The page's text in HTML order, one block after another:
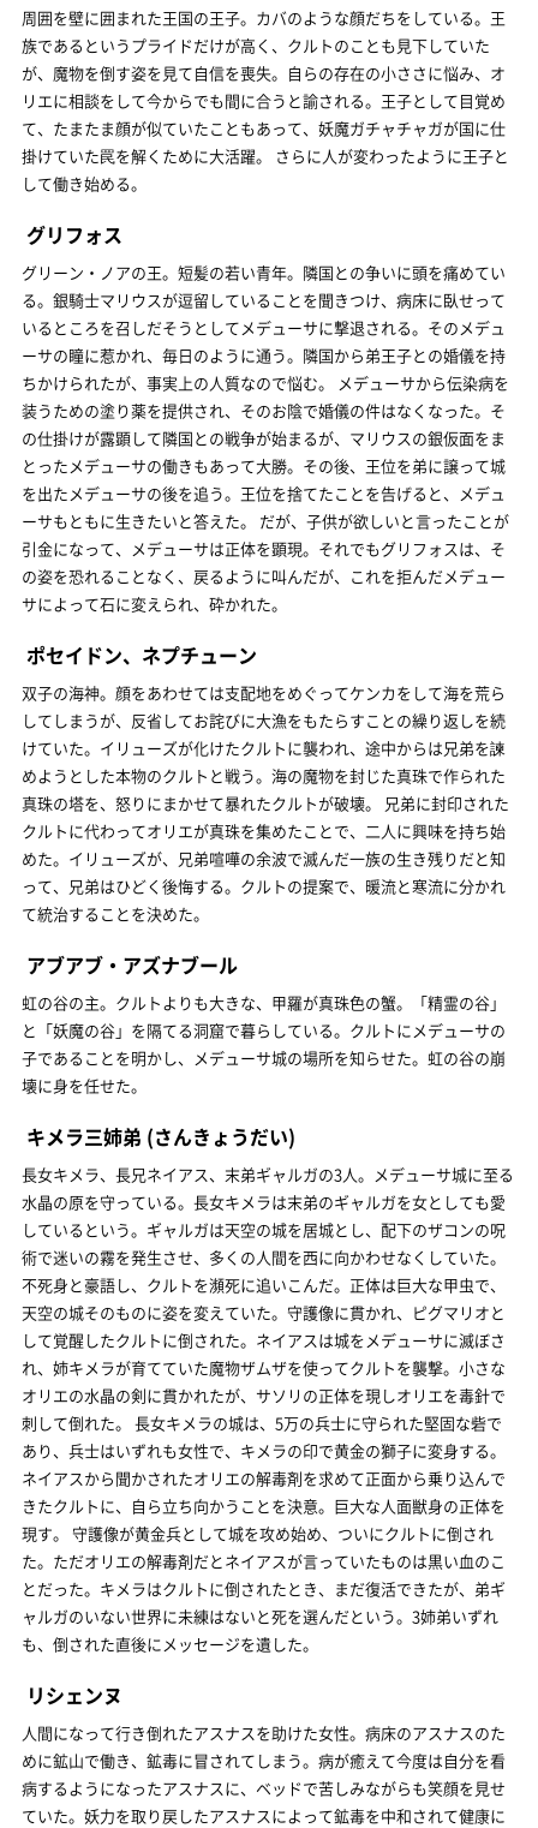
周囲を壁に囲まれた王国の王子。カバのような顔だちをしている。王
族であるというプライドだけが高く、クルトのことも見下していた
が、魔物を倒す姿を見て自信を喪失。自らの存在の小ささに悩み、オ
リエに相談をして今からでも間に合うと諭される。王子として目覚め
て、たまたま顔が似ていたこともあって、妖魔ガチャチャガが国に仕
掛けていた罠を解くために大活躍。 さらに人が変わったように王子と
して働き始める。
グリフォス
グリーン・ノアの王。短髪の若い青年。隣国との争いに頭を痛めてい
る。銀騎士マリウスが逗留していることを聞きつけ、病床に臥せって
いるところを召しだそうとしてメデューサに撃退される。そのメデュ
ーサの瞳に惹かれ、毎日のように通う。隣国から弟王子との婚儀を持
ちかけられたが、事実上の人質なので悩む。 メデューサから伝染病を
装うための塗り薬を提供され、そのお陰で婚儀の件はなくなった。そ
の仕掛けが露顕して隣国との戦争が始まるが、マリウスの銀仮面をま
とったメデューサの働きもあって大勝。その後、王位を弟に譲って城
を出たメデューサの後を追う。王位を捨てたことを告げると、メデュ
ーサもともに生きたいと答えた。 だが、子供が欲しいと言ったことが
引金になって、メデューサは正体を顕現。それでもグリフォスは、そ
の姿を恐れることなく、戻るように叫んだが、これを拒んだメデュー
サによって石に変えられ、砕かれた。
ポセイドン、ネプチューン
双子の海神。顔をあわせては支配地をめぐってケンカをして海を荒ら
してしまうが、反省してお詫びに大漁をもたらすことの繰り返しを続
けていた。イリューズが化けたクルトに襲われ、途中からは兄弟を諫
めようとした本物のクルトと戦う。海の魔物を封じた真珠で作られた
真珠の塔を、怒りにまかせて暴れたクルトが破壊。 兄弟に封印された
クルトに代わってオリエが真珠を集めたことで、二人に興味を持ち始
めた。イリューズが、兄弟喧嘩の余波で滅んだ一族の生き残りだと知
って、兄弟はひどく後悔する。クルトの提案で、暖流と寒流に分かれ
て統治することを決めた。
アブアブ・アズナブール
虹の谷の主。クルトよりも大きな、甲羅が真珠色の蟹。「精霊の谷」
と「妖魔の谷」を隔てる洞窟で暮らしている。クルトにメデューサの
子であることを明かし、メデューサ城の場所を知らせた。虹の谷の崩
壊に身を任せた。
キメラ三姉弟 (さんきょうだい)
長女キメラ、長兄ネイアス、末弟ギャルガの3人。メデューサ城に至る
水晶の原を守っている。長女キメラは末弟のギャルガを女としても愛
しているという。ギャルガは天空の城を居城とし、配下のザコンの呪
術で迷いの霧を発生させ、多くの人間を西に向かわせなくしていた。
不死身と豪語し、クルトを瀕死に追いこんだ。正体は巨大な甲虫で、
天空の城そのものに姿を変えていた。守護像に貫かれ、ピグマリオと
して覚醒したクルトに倒された。ネイアスは城をメデューサに滅ぼさ
れ、姉キメラが育てていた魔物ザムザを使ってクルトを襲撃。小さな
オリエの水晶の剣に貫かれたが、サソリの正体を現しオリエを毒針で
刺して倒れた。 長女キメラの城は、5万の兵士に守られた堅固な砦で
あり、兵士はいずれも女性で、キメラの印で黄金の獅子に変身する。
ネイアスから聞かされたオリエの解毒剤を求めて正面から乗り込んで
きたクルトに、自ら立ち向かうことを決意。巨大な人面獣身の正体を
現す。 守護像が黄金兵として城を攻め始め、ついにクルトに倒され
た。ただオリエの解毒剤だとネイアスが言っていたものは黒い血のこ
とだった。キメラはクルトに倒されたとき、まだ復活できたが、弟ギ
ャルガのいない世界に未練はないと死を選んだという。3姉弟いずれ
も、倒された直後にメッセージを遺した。
リシェンヌ
人間になって行き倒れたアスナスを助けた女性。病床のアスナスのた
めに鉱山で働き、鉱毒に冒されてしまう。病が癒えて今度は自分を看
病するようになったアスナスに、ベッドで苦しみながらも笑顔を見せ
ていた。妖力を取り戻したアスナスによって鉱毒を中和されて健康に